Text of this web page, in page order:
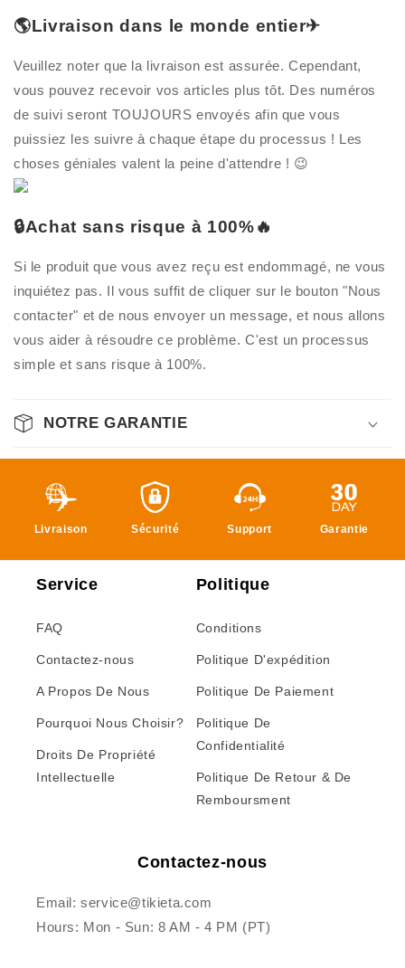
🌎Livraison dans le monde entier✈
Veuillez noter que la livraison est assurée. Cependant,
vous pouvez recevoir vos articles plus tôt. Des numéros
de suivi seront TOUJOURS envoyés afin que vous
puissiez les suivre à chaque étape du processus ! Les
choses géniales valent la peine d'attendre ! 😉
🔒Achat sans risque à 100%🔥
Si le produit que vous avez reçu est endommagé, ne vous
inquiétez pas. Il vous suffit de cliquer sur le bouton "Nous
contacter" et de nous envoyer un message, et nous allons
vous aider à résoudre ce problème. C'est un processus
simple et sans risque à 100%.
NOTRE GARANTIE
Livraison Sécurité Support Garantie
Service
FAQ
Contactez-nous
A Propos De Nous
Pourquoi Nous Choisir?
Droits De Propriété
Intellectuelle
Politique
Conditions
Politique D'expédition
Politique De Paiement
Politique De
Confidentialité
Politique De Retour & De
Remboursment
Contactez-nous
Email: service@tikieta.com
Hours: Mon - Sun: 8 AM - 4 PM (PT)